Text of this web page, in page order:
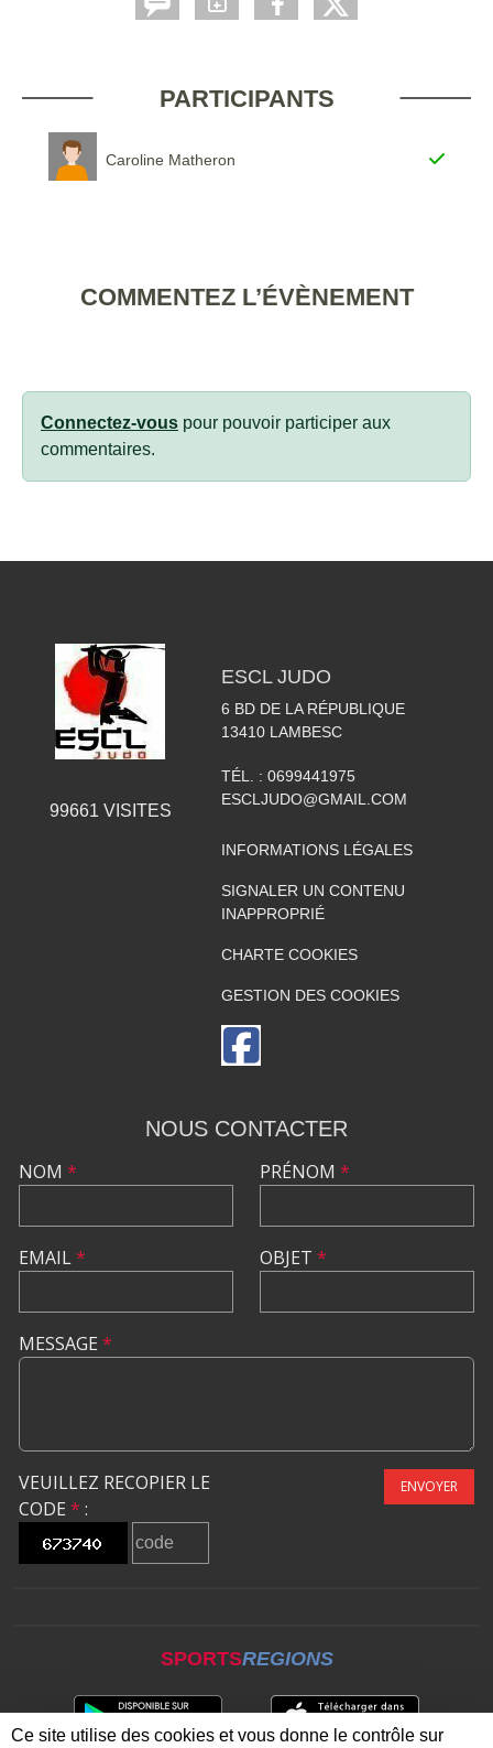
PARTICIPANTS
Caroline Matheron
COMMENTEZ L’ÉVÈNEMENT
Connectez-vous pour pouvoir participer aux
commentaires.
99661 VISITES
ESCL JUDO
6 BD DE LA RÉPUBLIQUE
13410 LAMBESC
TÉL. : 0699441975
ESCLJUDO@GMAIL.COM
INFORMATIONS LÉGALES
SIGNALER UN CONTENU
INAPPROPRIÉ
CHARTE COOKIES
GESTION DES COOKIES
NOUS CONTACTER
NOM *
EMAIL*
PRÉNOM *
OBJET *
MESSAGE *
VEUILLEZ RECOPIER LE
CODE * :
ENVOYER
SPORTSREGIONS
Ce site utilise des cookies et vous donne le contrôle sur